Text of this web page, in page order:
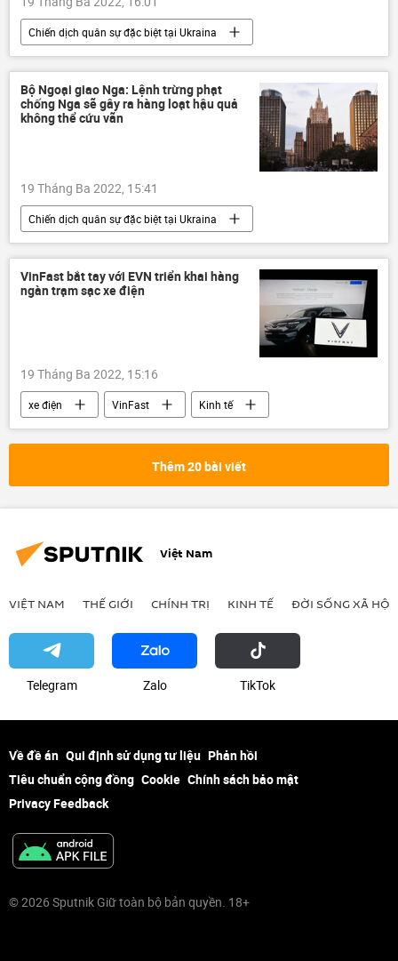
Chiến dịch quân sự đặc biệt tại Ukraina
Thế giới
Ukraina
Nga
CIA
quân đội
Báo chí thế giới
xung đột
Bộ Ngoại giao Nga: Lệnh trừng phạt
chống Nga sẽ gây ra hàng loạt hậu quả
không thể cứu vãn
19 Tháng Ba 2022, 15:41
Chiến dịch quân sự đặc biệt tại Ukraina
trừng phạt
Nga
Bộ Ngoại giao Nga
Ukraina
phương Tây
Hoa Kỳ
VinFast bắt tay với EVN triển khai hàng
ngàn trạm sạc xe điện
19 Tháng Ba 2022, 15:16
xe điện VinFast
Kinh tế
Pháp
Việt Nam EVN
Thêm 20 bài viết
Việt Nam
VIỆT NAM THẾ GIỚI CHÍNH TRỊ KINH TẾ ĐỜI SỐNG XÃ HỘI
Telegram Zalo ТikТоk
Về đề án Qui định sử dụng tư liệu Phản hồi
Tiêu chuẩn cộng đồng Cookie Chính sách bảo mật
Privacy Feedback
© 2026 Sputnik Giữ toàn bộ bản quyền. 18+